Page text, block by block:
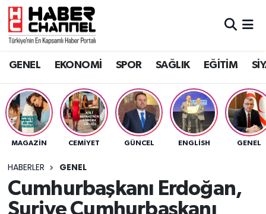
GENEL EKONOMİ SPOR SAĞLIK EĞİTİM
MAGAZİN CEMİYET GÜNCEL ENGLISH GENEL
HABERLER GENEL
Cumhurbaşkanı Erdoğan,
Suriye Cumhurbaşkanı
GENEL
SPOR
SAĞLIK
EĞİTİM
SİYASET
Nöbetçi Eczaneler
Trafik Durumu
Süper Lig Puan Durumu ve Fikstür
Tüm Manşetler
Son Dakika Haberleri